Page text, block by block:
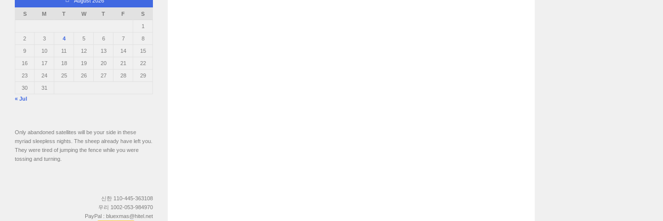
S M T W T F S
1
2 3 4 5 6 7 8
9 10 11 12 13 14 15
16 17 18 19 20 21 22
23 24 25 26 27 28 29
30
31
« Jul
Only abandoned satellites will be your side in these
myriad sleepless nights. The sheep already have left you.
They were tired of jumping the fence while you were
tossing and turning.
신한 110-445-363108
우리 1002-053-984970
PayPal : bluexmas@hitel.net